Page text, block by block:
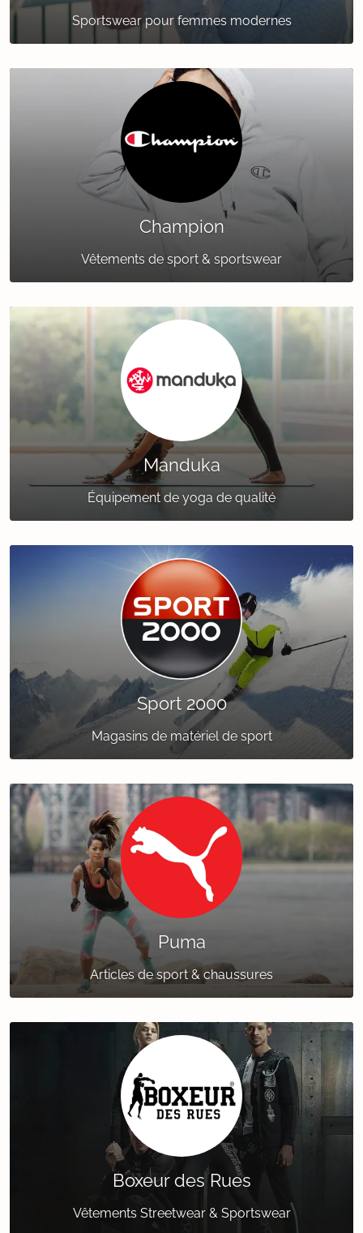
Sportswear pour femmes modernes
Champion
Vêtements de sport & sportswear
Manduka
Équipement de yoga de qualité
Sport 2000
Magasins de matériel de sport
Puma
Articles de sport & chaussures
Boxeur des Rues
Vêtements Streetwear & Sportswear